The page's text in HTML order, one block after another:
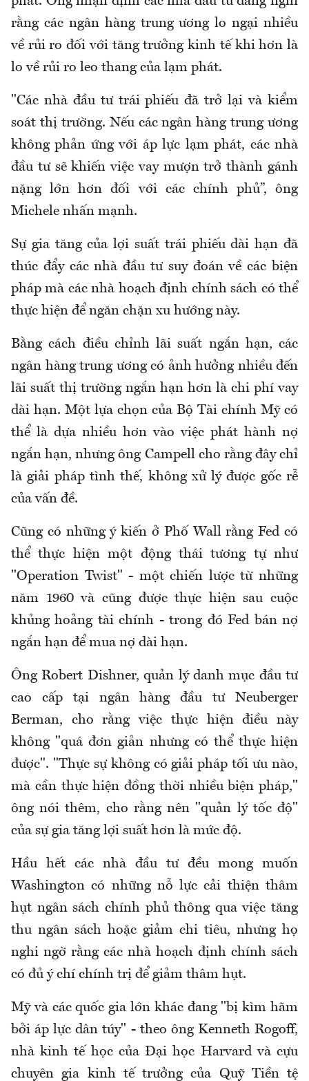
rằng các ngân hàng trung ương lo ngại nhiều
về rủi ro đối với tăng trưởng kinh tế khi hơn là
lo về rủi ro leo thang của lạm phát.
"Các nhà đầu tư trái phiếu đã trở lại và kiểm
soát thị trường. Nếu các ngân hàng trung ương
không phản ứng với áp lực lạm phát, các nhà
đầu tư sẽ khiến việc vay mượn trở thành gánh
nặng lớn hơn đối với các chính phủ”, ông
Michele nhấn mạnh.
Sự gia tăng của lợi suất trái phiếu dài hạn đã
thúc đẩy các nhà đầu tư suy đoán về các biện
pháp mà các nhà hoạch định chính sách có thể
thực hiện để ngăn chặn xu hướng này.
Bằng cách điều chỉnh lãi suất ngắn hạn, các
ngân hàng trung ương có ảnh hưởng nhiều đến
lãi suất thị trường ngắn hạn hơn là chi phí vay
dài hạn. Một lựa chọn của Bộ Tài chính Mỹ có
thể là dựa nhiều hơn vào việc phát hành nợ
ngắn hạn, nhưng ông Campell cho rằng đây chỉ
là giải pháp tình thế, không xử lý được gốc rễ
của vấn đề.
Cũng có những ý kiến ở Phố Wall rằng Fed có
thể thực hiện một động thái tương tự như
"Operation Twist" - một chiến lược từ những
năm 1960 và cũng được thực hiện sau cuộc
khủng hoảng tài chính - trong đó Fed bán nợ
ngắn hạn để mua nợ dài hạn.
Ông Robert Dishner, quản lý danh mục đầu tư
cao cấp tại ngân hàng đầu tư Neuberger
Berman, cho rằng việc thực hiện điều này
không "quá đơn giản nhưng có thể thực hiện
được". "Thực sự không có giải pháp tối ưu nào,
mà cần thực hiện đồng thời nhiều biện pháp,"
ông nói thêm, cho rằng nên "quản lý tốc độ"
của sự gia tăng lợi suất hơn là mức độ.
Hầu hết các nhà đầu tư đều mong muốn
Washington có những nỗ lực cải thiện thâm
hụt ngân sách chính phủ thông qua việc tăng
thu ngân sách hoặc giảm chi tiêu, nhưng họ
nghi ngờ rằng các nhà hoạch định chính sách
có đủ ý chí chính trị để giảm thâm hụt.
Mỹ và các quốc gia lớn khác đang "bị kìm hãm
bởi áp lực dân túy" - theo ông Kenneth Rogoff,
nhà kinh tế học của Đại học Harvard và cựu
chuyên gia kinh tế trưởng của Quỹ Tiền tệ